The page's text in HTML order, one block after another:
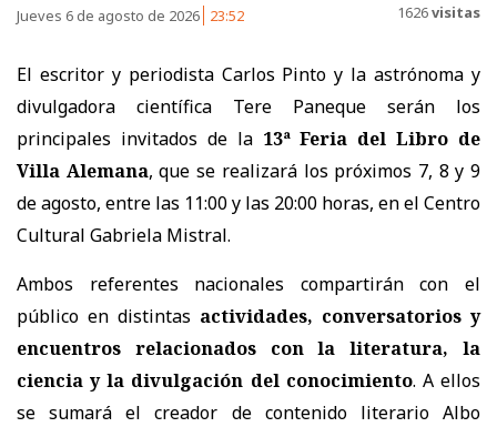
Jueves 6 de agosto de 2026 23:52 1626visitas
El escritor y periodista Carlos Pinto y la astrónoma y
divulgadora científica Tere Paneque serán los
principales invitados de la 13ª Feria del Libro de
Villa Alemana, que se realizará los próximos 7, 8 y 9
de agosto, entre las 11:00 y las 20:00 horas, en el Centro
Cultural Gabriela Mistral.
Ambos referentes nacionales compartirán con el
público en distintas actividades, conversatorios y
encuentros relacionados con la literatura, la
ciencia y la divulgación del conocimiento. A ellos
se sumará el creador de contenido literario Albo